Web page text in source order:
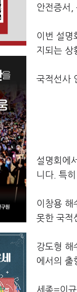
안전증서,
이번 설명
지되는 상
국적선사
설명회에
니다. 특
이창용 해
못한 국적
강도형 해
에서의 출
세종=이